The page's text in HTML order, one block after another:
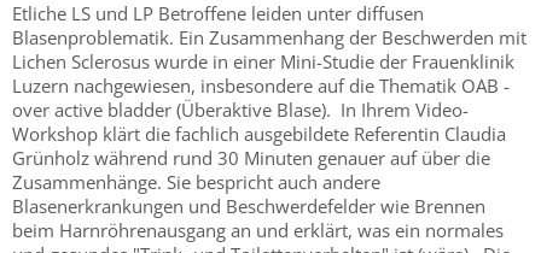
Etliche LS und LP Betroffene leiden unter diffusen
Blasenproblematik. Ein Zusammenhang der Beschwerden mit
Lichen Sclerosus wurde in einer Mini-Studie der Frauenklinik
Luzern nachgewiesen, insbesondere auf die Thematik OAB -
over active bladder (Überaktive Blase). In Ihrem Video-
Workshop klärt die fachlich ausgebildete Referentin Claudia
Grünholz während rund 30 Minuten genauer auf über die
Zusammenhänge. Sie bespricht auch andere
Blasenerkrankungen und Beschwerdefelder wie Brennen
beim Harnröhrenausgang an und erklärt, was ein normales